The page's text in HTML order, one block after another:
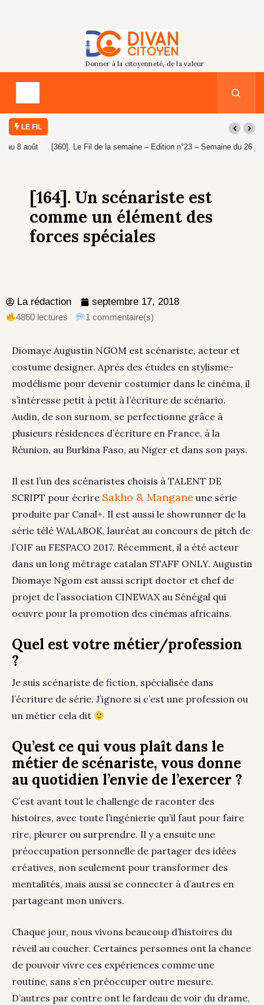
LE FIL
[360]. Le Fil de la semaine – Edition n°23 – Semaine du 26 juillet au 1er
[164]. Un scénariste est
comme un élément des
forces spéciales
La rédaction septembre 17, 2018
4860 lectures 1 commentaire(s)
Diomaye Augustin NGOM est scénariste, acteur et
costume designer. Après des études en stylisme-
modélisme pour devenir costumier dans le cinéma, il
s’intéresse petit à petit à l’écriture de scénario.
Audin, de son surnom, se perfectionne grâce à
plusieurs résidences d’écriture en France, à la
Réunion, au Burkina Faso, au Niger et dans son pays.
Il est l’un des scénaristes choisis à TALENT DE
SCRIPT pour écrire Sakho & Mangane une série
produite par Canal+. Il est aussi le showrunner de la
série télé WALABOK, lauréat au concours de pitch de
l’OIF au FESPACO 2017. Récemment, il a été acteur
dans un long métrage catalan STAFF ONLY. Augustin
Diomaye Ngom est aussi script doctor et chef de
projet de l’association CINEWAX au Sénégal qui
oeuvre pour la promotion des cinémas africains.
Quel est votre métier/profession
?
Je suis scénariste de fiction, spécialisée dans
l’écriture de série. J’ignore si c’est une profession ou
un métier cela dit
Qu’est ce qui vous plaît dans le
métier de scénariste, vous donne
au quotidien l’envie de l’exercer ?
C’est avant tout le challenge de raconter des
histoires, avec toute l’ingénierie qu’il faut pour faire
rire, pleurer ou surprendre. Il y a ensuite une
préoccupation personnelle de partager des idées
créatives, non seulement pour transformer des
mentalités, mais aussi se connecter à d’autres en
partageant mon univers.
Chaque jour, nous vivons beaucoup d’histoires du
réveil au coucher. Certaines personnes ont la chance
de pouvoir vivre ces expériences comme une
routine, sans s’en préoccuper outre mesure.
D’autres par contre ont le fardeau de voir du drame,